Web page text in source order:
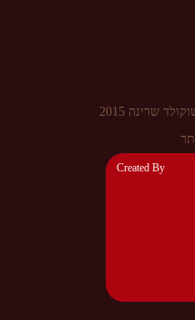
שרינה 2015
Created By